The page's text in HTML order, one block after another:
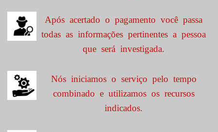
Após acertado o pagamento você passa
todas as informações pertinentes a pessoa
que será investigada.
Nós iniciamos o serviço pelo tempo
combinado e utilizamos os recursos
indicados.